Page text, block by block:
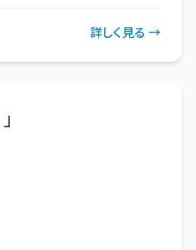
詳しく見る →
」